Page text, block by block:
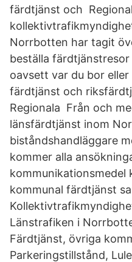
färdtjänst och
Norrbotten har tagit
beställa
oavsett var du bor
färdtjänst och
Regionala Från och
länsfärdtjänst inom
biståndshandläggare
kommer alla
kommunikationsmedel
kommunal färdtjänst
Länstrafiken i
Färdtjänst, övriga
Parkeringstillstånd,